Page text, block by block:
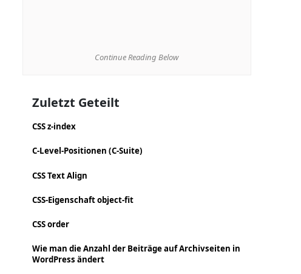
Continue Reading Below
Zuletzt Geteilt
CSS z-index
C-Level-Positionen (C-Suite)
CSS Text Align
CSS-Eigenschaft object-fit
CSS order
Wie man die Anzahl der Beiträge auf Archivseiten in
WordPress ändert